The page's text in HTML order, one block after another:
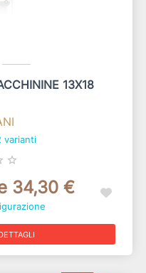
13X18
varianti
star_border
34,30 €